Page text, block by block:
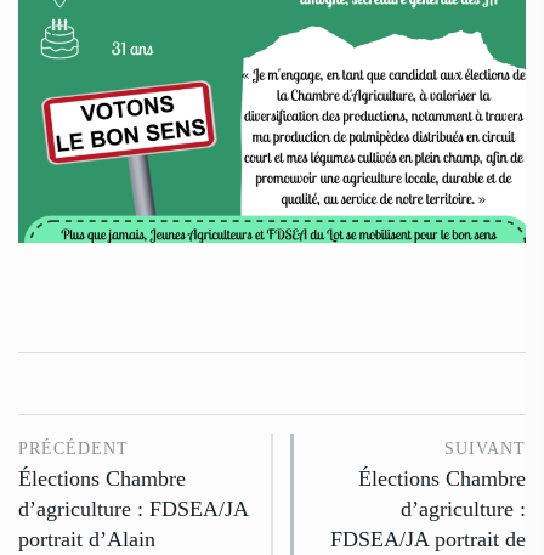
PRÉCÉDENT
Élections Chambre
d’agriculture : FDSEA/JA
portrait d’Alain
SUIVANT
Élections Chambre
d’agriculture :
FDSEA/JA portrait de